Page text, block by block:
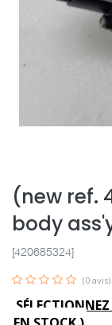
(new ref.
body
[420685324]
(0 avis)